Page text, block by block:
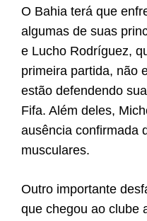
O Bahia terá que
algumas de suas
e Lucho Rodríguez,
primeira partida, não
estão defendendo
Fifa. Além deles,
ausência confirmada
musculares.
Outro importante
que chegou ao clube